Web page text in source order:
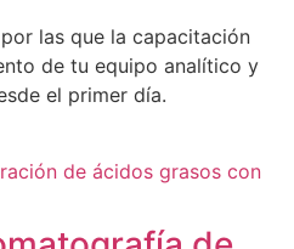
las que la capacitación
de tu equipo analítico y
el primer día.